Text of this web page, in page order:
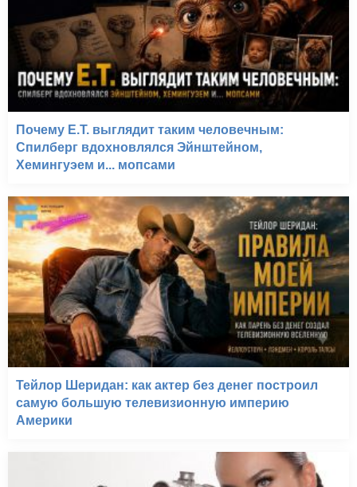
Почему E.T. выглядит таким человечным:
Спилберг вдохновлялся Эйнштейном,
Хемингуэем и... мопсами
Тейлор Шеридан: как актер без денег построил
самую большую телевизионную империю
Америки